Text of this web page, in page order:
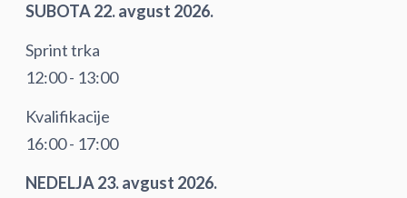
SUBOTA 22. avgust 2026.
Sprint trka
12:00 - 13:00
Kvalifikacije
16:00 - 17:00
NEDELJA 23. avgust 2026.